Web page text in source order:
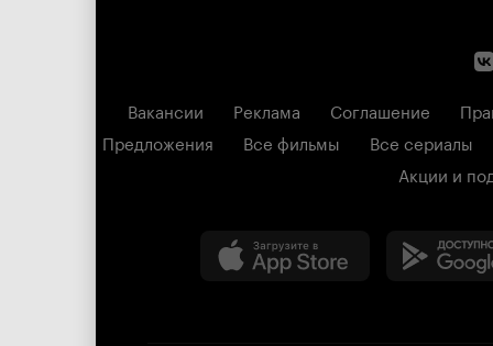
Вакансии Реклама Соглашение
Предложения
Все фильмы
Все сериалы
Акции и